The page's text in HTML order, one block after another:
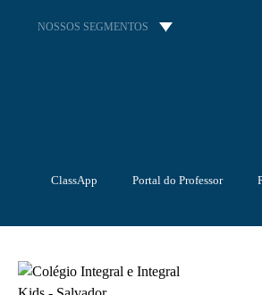
NOSSOS SEGMENTOS
ClassApp Portal do Professor